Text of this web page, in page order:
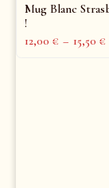
Mug Blanc
!
12,00 € – 15,50 €